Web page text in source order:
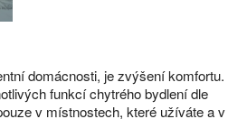
domácnosti, je zvýšení komfortu.
funkcí chytrého bydlení dle
v místnostech, které užíváte a v